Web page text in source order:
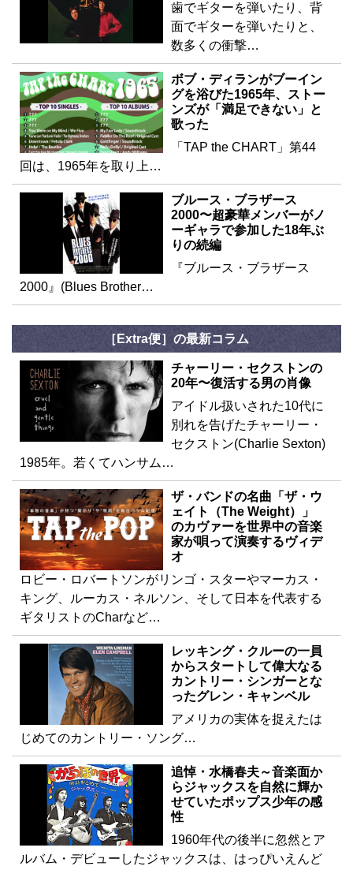
歯でギターを弾いたり、背
面でギターを弾いたりと、
数多くの衝撃…
ボブ・ディランがブーイン
グを浴びた1965年、ストー
ンズが「満足できない」と
歌った
「TAP the CHART」第44
回は、1965年を取り上…
ブルース・ブラザース
2000〜超豪華メンバーがノ
ーギャラで参加した18年ぶ
りの続編
『ブルース・ブラザース
2000』(Blues Brother…
［Extra便］の最新コラム
チャーリー・セクストンの
20年〜復活する男の肖像
アイドル扱いされた10代に
別れを告げたチャーリー・
セクストン(Charlie Sexton)
1985年。若くてハンサム…
ザ・バンドの名曲「ザ・ウ
ェイト（The Weight）」
のカヴァーを世界中の音楽
家が唄って演奏するヴィデ
オ
ロビー・ロバートソンがリンゴ・スターやマーカス・
キング、ルーカス・ネルソン、そして日本を代表する
ギタリストのCharなど…
レッキング・クルーの一員
からスタートして偉大なる
カントリー・シンガーとな
ったグレン・キャンベル
アメリカの実体を捉えたは
じめてのカントリー・ソング…
追悼・水橋春夫～音楽面か
らジャックスを自然に輝か
せていたポップス少年の感
性
1960年代の後半に忽然とア
ルバム・デビューしたジャックスは、はっぴいえんど